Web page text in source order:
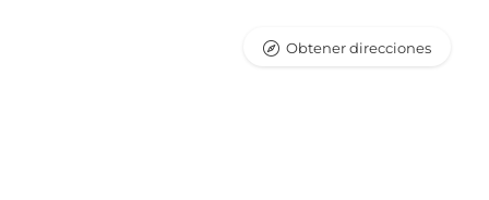
Obtener direcciones